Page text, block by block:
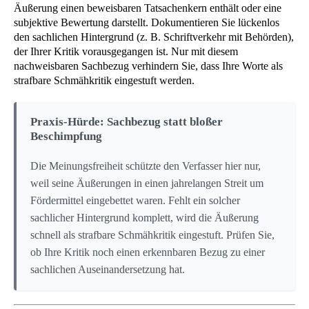
Äußerung einen beweisbaren Tatsachenkern enthält oder eine
subjektive Bewertung darstellt. Dokumentieren Sie lückenlos
den sachlichen Hintergrund (z. B. Schriftverkehr mit Behörden),
der Ihrer Kritik vorausgegangen ist. Nur mit diesem
nachweisbaren Sachbezug verhindern Sie, dass Ihre Worte als
strafbare Schmähkritik eingestuft werden.
Praxis-Hürde: Sachbezug statt bloßer
Beschimpfung
Die Meinungsfreiheit schützte den Verfasser hier nur,
weil seine Äußerungen in einen jahrelangen Streit um
Fördermittel eingebettet waren. Fehlt ein solcher
sachlicher Hintergrund komplett, wird die Äußerung
schnell als strafbare Schmähkritik eingestuft. Prüfen Sie,
ob Ihre Kritik noch einen erkennbaren Bezug zu einer
sachlichen Auseinandersetzung hat.